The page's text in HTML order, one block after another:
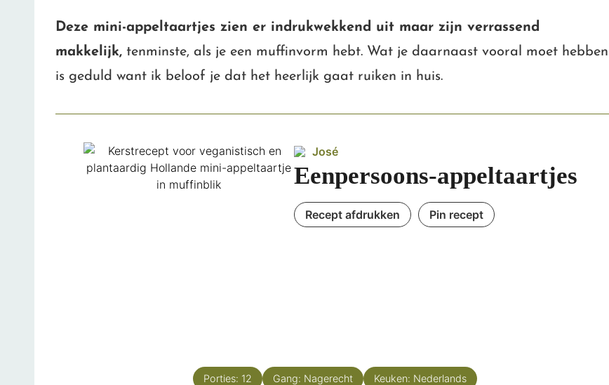
Deze mini-appeltaartjes zien er indrukwekkend uit maar zijn verrassend
makkelijk, tenminste, als je een muffinvorm hebt. Wat je daarnaast vooral moet hebben
is geduld want ik beloof je dat het heerlijk gaat ruiken in huis.
José
Eenpersoons-appeltaartjes
Recept afdrukken Pin recept
Porties: 12 Gang: Nagerecht Keuken: Nederlands